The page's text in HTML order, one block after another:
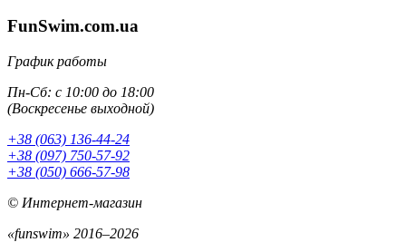
FunSwim.com.ua
График работы
Пн-Сб: с 10:00 до 18:00
(Воскресенье выходной)
+38 (063) 136-44-24
+38 (097) 750-57-92
+38 (050) 666-57-98
© Интернет-магазин
«funswim» 2016–2026